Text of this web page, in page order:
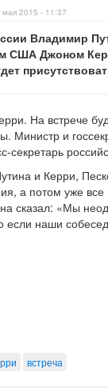
мая 2015 - 11:37
Владимир
США Джоном
На встрече
Министр и
секретарь
и Керри,
а потом уже все
сказал: «Мы
наши
встреча